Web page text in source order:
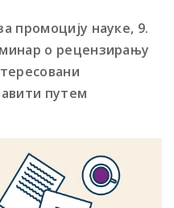
промоцију науке, 9.
о рецензирању
путем